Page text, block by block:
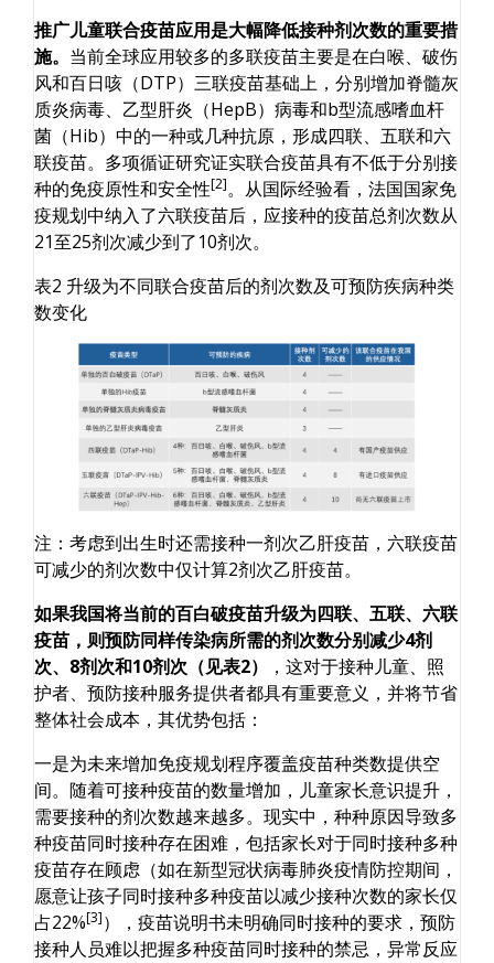
推广儿童联合疫苗应用是大幅降低接种剂次数的重要措
施。 当前全球应用较多的多联疫苗主要是在白喉、破伤
风和百日咳（DTP）三联疫苗基础上，分别增加脊髓灰
质炎病毒、乙型肝炎（HepB）病毒和b型流感嗜血杆
菌（Hib）中的一种或几种抗原，形成四联、五联和六
联疫苗。多项循证研究证实联合疫苗具有不低于分别接
种的免疫原性和安全性[2]。从国际经验看，法国国家免
疫规划中纳入了六联疫苗后，应接种的疫苗总剂次数从
21至25剂次减少到了10剂次。
表2 升级为不同联合疫苗后的剂次数及可预防疾病种类
数变化
注：考虑到出生时还需接种一剂次乙肝疫苗，六联疫苗
可减少的剂次数中仅计算2剂次乙肝疫苗。
如果我国将当前的百白破疫苗升级为四联、五联、六联
疫苗，则预防同样传染病所需的剂次数分别减少4剂
次、8剂次和10剂次（见表2）
，这对于接种儿童、照
护者、预防接种服务提供者都具有重要意义，并将节省
整体社会成本，其优势包括：
一是为未来增加免疫规划程序覆盖疫苗种类数提供空
间。随着可接种疫苗的数量增加，儿童家长意识提升，
需要接种的剂次数越来越多。现实中，种种原因导致多
种疫苗同时接种存在困难，包括家长对于同时接种多种
疫苗存在顾虑（如在新型冠状病毒肺炎疫情防控期间，
愿意让孩子同时接种多种疫苗以减少接种次数的家长仅
占22%[3]），疫苗说明书未明确同时接种的要求，预防
接种人员难以把握多种疫苗同时接种的禁忌，异常反应